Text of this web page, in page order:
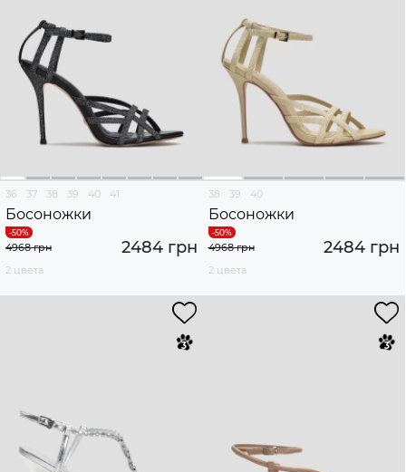
36 37 38 39 40 41
Босоножки
2484 грн
4968 грн
2 цвета
38 39 40
Босоножки
2484 грн
4968 грн
2 цвета